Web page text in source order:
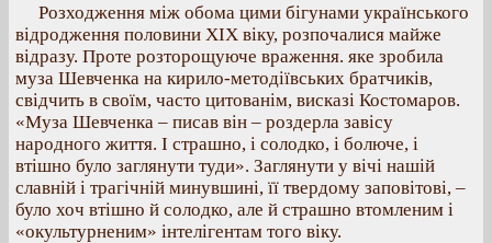
Розходження між обома цими бігунами українського
відродження половини XIX віку, розпочалися майже
відразу. Проте розторощуюче враження. яке зробила
муза Шевченка на кирило-методіївських братчиків,
свідчить в своїм, часто цитованім, висказі Костомаров.
«Муза Шевченка – писав він – роздерла завісу
народного життя. І страшно, і солодко, і болюче, і
втішно було заглянути туди». Заглянути у вічі нашій
славній і трагічній минувшині, її твердому заповітові, –
було хоч втішно й солодко, але й страшно втомленим і
«окультурненим» інтелігентам того віку.